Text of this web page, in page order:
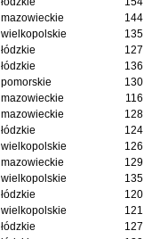
mazowieckie 144
wielkopolskie 135
łódzkie 127
łódzkie 136
pomorskie 130
mazowieckie 116
mazowieckie 128
łódzkie 124
wielkopolskie 126
mazowieckie 129
wielkopolskie 135
łódzkie 120
wielkopolskie 121
łódzkie 127